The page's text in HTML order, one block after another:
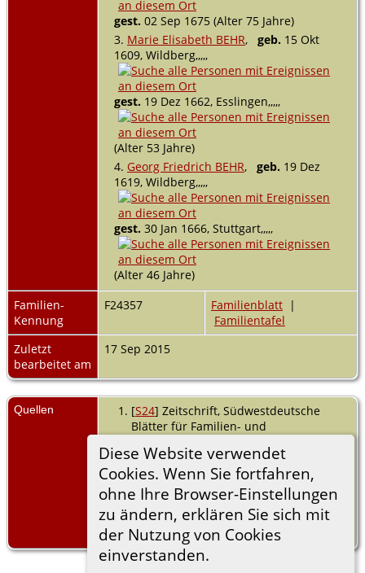
Diese Website verwendet
Cookies. Wenn Sie fortfahren,
ohne Ihre Browser-Einstellungen
zu ändern, erklären Sie sich mit
der Nutzung von Cookies
einverstanden.
gest. 02 Sep 1675 (Alter 75 Jahre)
3. Marie Elisabeth BEHR, geb. 15 Okt
1609, Wildberg,,,,,
gest. 19 Dez 1662, Esslingen,,,,,
(Alter 53 Jahre)
4. Georg Friedrich BEHR, geb. 19 Dez
1619, Wildberg,,,,,
gest. 30 Jan 1666, Stuttgart,,,,,
(Alter 46 Jahre)
Familien-
Kennung
F24357 Familienblatt |
Familientafel
Zuletzt
bearbeitet am
17 Sep 2015
Quellen [S24] Zeitschrift, Südwestdeutsche
Blätter für Familien- und
für Familien- und Wappenkunde in
Württemberg und Baden), 96, Band
29/2011.
Zeller, Gerhard - Ahnendatei 27.4.2010;
DGB 75 S. 107;.